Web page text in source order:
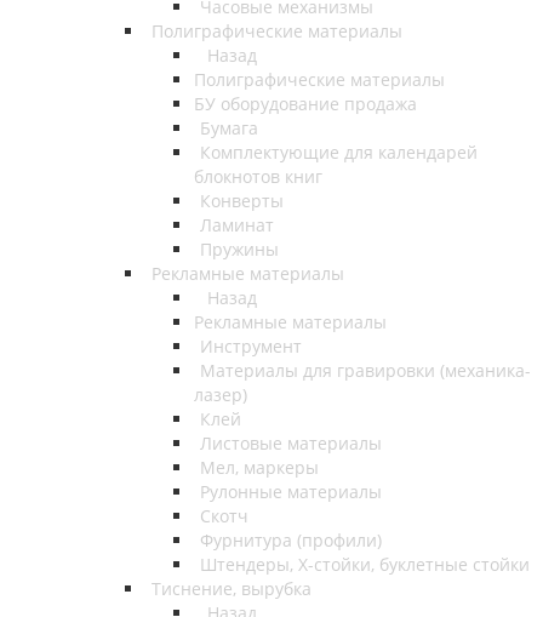
Часовые механизмы
Полиграфические материалы
Назад
Полиграфические материалы
БУ оборудование продажа
Бумага
Комплектующие для календарей
блокнотов книг
Конверты
Ламинат
Пружины
Рекламные материалы
Назад
Рекламные материалы
Инструмент
Материалы для гравировки (механика-
лазер)
Клей
Листовые материалы
Мел, маркеры
Рулонные материалы
Скотч
Фурнитура (профили)
Штендеры, Х-стойки, буклетные стойки
Тиснение, вырубка